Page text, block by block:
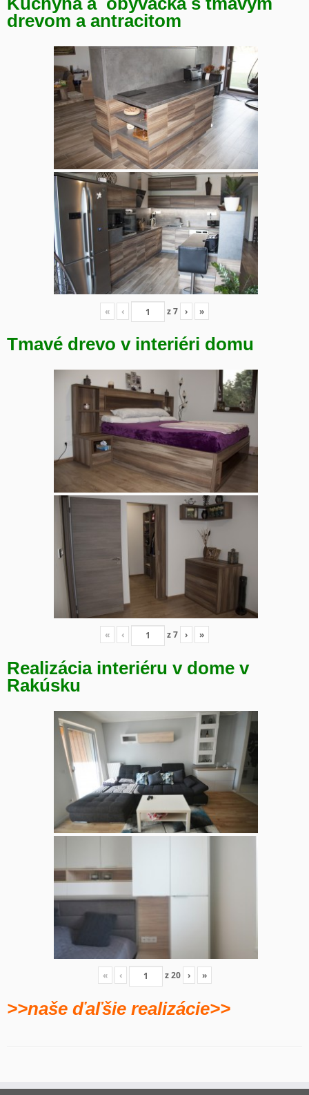
drevom a antracitom
« ‹ z7 › »
Tmavé drevo v interiéri domu
« ‹ z7 › »
Realizácia interiéru v dome v
Rakúsku
« ‹ z20 › »
>>naše ďaľšie realizácie>>